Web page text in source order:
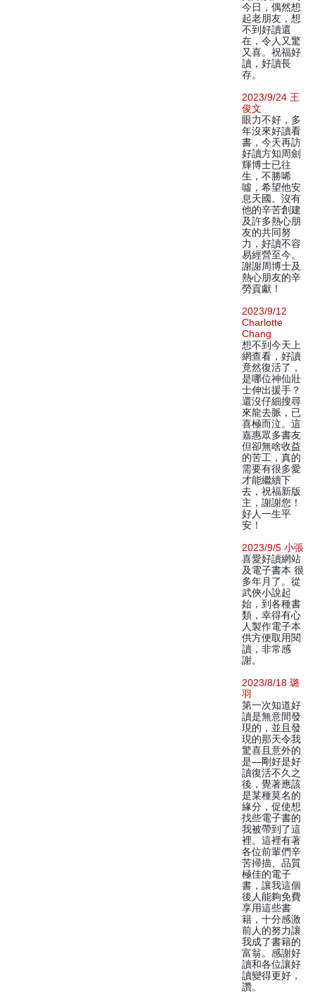
今日，偶然想
起老朋友，想
不到好讀還
在，令人又驚
又喜。祝福好
讀，好讀長
存。
2023/9/24 王
俊文
眼力不好，多
年沒來好讀看
書，今天再訪
好讀方知周劍
輝博士已往
生，不勝唏
噓，希望他安
息天國。沒有
他的辛苦創建
及許多熱心朋
友的共同努
力，好讀不容
易經營至今。
謝謝周博士及
熱心朋友的辛
勞貢獻！
2023/9/12
Charlotte
Chang
想不到今天上
網查看，好讀
竟然復活了，
是哪位神仙壯
士伸出援手？
還沒仔細搜尋
來龍去脈，已
喜極而泣。這
嘉惠眾多書友
但卻無啥收益
的苦工，真的
需要有很多愛
才能繼續下
去，祝福新版
主，謝謝您！
好人一生平
安！
2023/9/5 小張
喜愛好讀網站
及電子書本 很
多年月了。從
武俠小說起
始，到各種書
類，幸得有心
人製作電子本
供方便取用閱
讀，非常感
謝。
2023/8/18 璐
羽
第一次知道好
讀是無意間發
現的，並且發
現的那天令我
驚喜且意外的
是—剛好是好
讀復活不久之
後，覺著應該
是某種莫名的
緣分，促使想
找些電子書的
我被帶到了這
裡。這裡有著
各位前輩們辛
苦掃描、品質
極佳的電子
書，讓我這個
後人能夠免費
享用這些書
籍，十分感激
前人的努力讓
我成了書籍的
富翁。感謝好
讀和各位讓好
讀變得更好，
讚。